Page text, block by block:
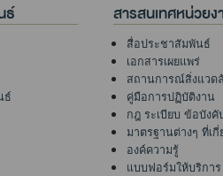
ธ์
ธ์
สารสนเทศหน่วยง
สื่อประชาสัมพันธ์
เอกสารเผยแพร่
สถานการณ์สิ่งแวด
คู่มือการปฏิบัติงาน
กฎ ระเบียบ ข้อบังคั
มาตรฐานต่างๆ ที่เ
องค์ความรู้
แบบฟอร์มให้บริการ